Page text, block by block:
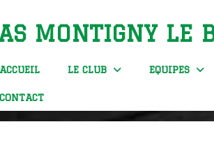
MONTIGNY LE
ACCUEIL LE CLUB EQUIPES
CONTACT